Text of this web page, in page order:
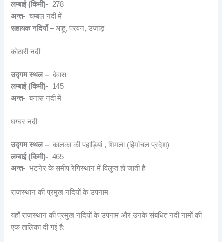
लम्बाई (किमी)- 278
अन्त-चम्बल नदी में
सहायक नदियाँ – आहू, परवन, उजाड़
कोठारी नदी
उद्गम स्थल –देवास
लम्बाई (किमी)- 145
अन्त-बनास नदी में
घग्घर नदी
उद्गम स्थल –कालका की पहाड़ियां , शिमला (हिमांचल प्रदेश)
लम्बाई (किमी)-465
अन्त-भटनेर के समीप रेगिस्थान में विलुप्त हो जाती है
राजस्थान की प्रमुख नदियों के उपनाम
यहाँ राजस्थान की प्रमुख नदियों के उपनाम और उनके संबंधित नदी नामों की
एक तालिका दी गई है: